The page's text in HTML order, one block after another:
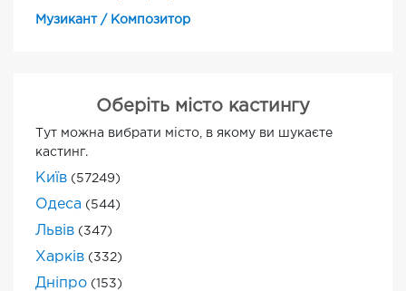
Музикант / Композитор
Оберіть місто кастингу
Тут можна вибрати місто, в якому ви шукаєте
кастинг.
Київ (57249)
Одеса (544)
Львів (347)
Харків (332)
Дніпро (153)